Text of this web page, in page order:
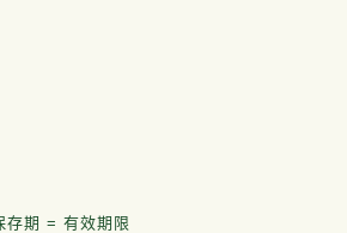
存期 = 有效期限